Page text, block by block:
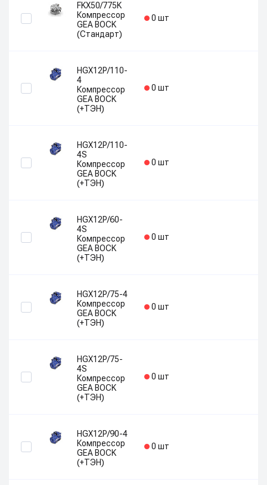
FKX50/775K
Компрессор
GEA BOCK
(Стандарт)
0 шт
HGX12P/110-
4
Компрессор
GEA BOCK
(+ТЭН)
0 шт
HGX12P/110-
4S
Компрессор
GEA BOCK
(+ТЭН)
0 шт
HGX12P/60-
4S
Компрессор
GEA BOCK
(+ТЭН)
0 шт
HGX12P/75-4
Компрессор
GEA BOCK
(+ТЭН)
0 шт
HGX12P/75-
4S
Компрессор
GEA BOCK
(+ТЭН)
0 шт
HGX12P/90-4
Компрессор
GEA BOCK
(+ТЭН)
0 шт